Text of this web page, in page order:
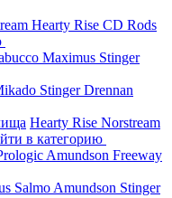
Hearty Rise CD Rods
Maximus Stinger
StingerDrennan
Hearty Rise Norstream
в категорию
Amundson Freeway
Salmo Amundson Stinger